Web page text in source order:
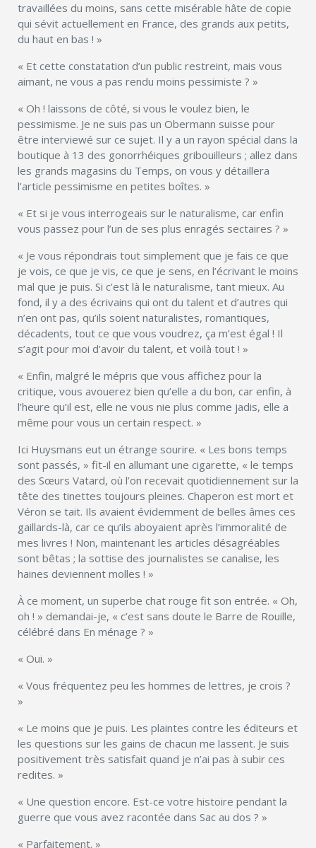
travaillées du moins, sans cette misérable hâte de copie
qui sévit actuellement en France, des grands aux petits,
du haut en bas ! »
« Et cette constatation d’un public restreint, mais vous
aimant, ne vous a pas rendu moins pessimiste ? »
« Oh ! laissons de côté, si vous le voulez bien, le
pessimisme. Je ne suis pas un Obermann suisse pour
être interviewé sur ce sujet. Il y a un rayon spécial dans la
boutique à 13 des gonorrhéiques gribouilleurs ; allez dans
les grands magasins du Temps, on vous y détaillera
l’article pessimisme en petites boîtes. »
« Et si je vous interrogeais sur le naturalisme, car enfin
vous passez pour l’un de ses plus enragés sectaires ? »
« Je vous répondrais tout simplement que je fais ce que
je vois, ce que je vis, ce que je sens, en l’écrivant le moins
mal que je puis. Si c’est là le naturalisme, tant mieux. Au
fond, il y a des écrivains qui ont du talent et d’autres qui
n’en ont pas, qu’ils soient naturalistes, romantiques,
décadents, tout ce que vous voudrez, ça m’est égal ! Il
s’agit pour moi d’avoir du talent, et voilà tout ! »
« Enfin, malgré le mépris que vous affichez pour la
critique, vous avouerez bien qu’elle a du bon, car enfin, à
l’heure qu’il est, elle ne vous nie plus comme jadis, elle a
même pour vous un certain respect. »
Ici Huysmans eut un étrange sourire. « Les bons temps
sont passés, » fit-il en allumant une cigarette, « le temps
des Sœurs Vatard, où l’on recevait quotidiennement sur la
tête des tinettes toujours pleines. Chaperon est mort et
Véron se tait. Ils avaient évidemment de belles âmes ces
gaillards-là, car ce qu’ils aboyaient après l’immoralité de
mes livres ! Non, maintenant les articles désagréables
sont bêtas ; la sottise des journalistes se canalise, les
haines deviennent molles ! »
À ce moment, un superbe chat rouge fit son entrée. « Oh,
oh ! » demandai-je, « c’est sans doute le Barre de Rouille,
célébré dans En ménage ? »
« Oui. »
« Vous fréquentez peu les hommes de lettres, je crois ?
»
« Le moins que je puis. Les plaintes contre les éditeurs et
les questions sur les gains de chacun me lassent. Je suis
positivement très satisfait quand je n’ai pas à subir ces
redites. »
« Une question encore. Est-ce votre histoire pendant la
guerre que vous avez racontée dans Sac au dos ? »
« Parfaitement. »